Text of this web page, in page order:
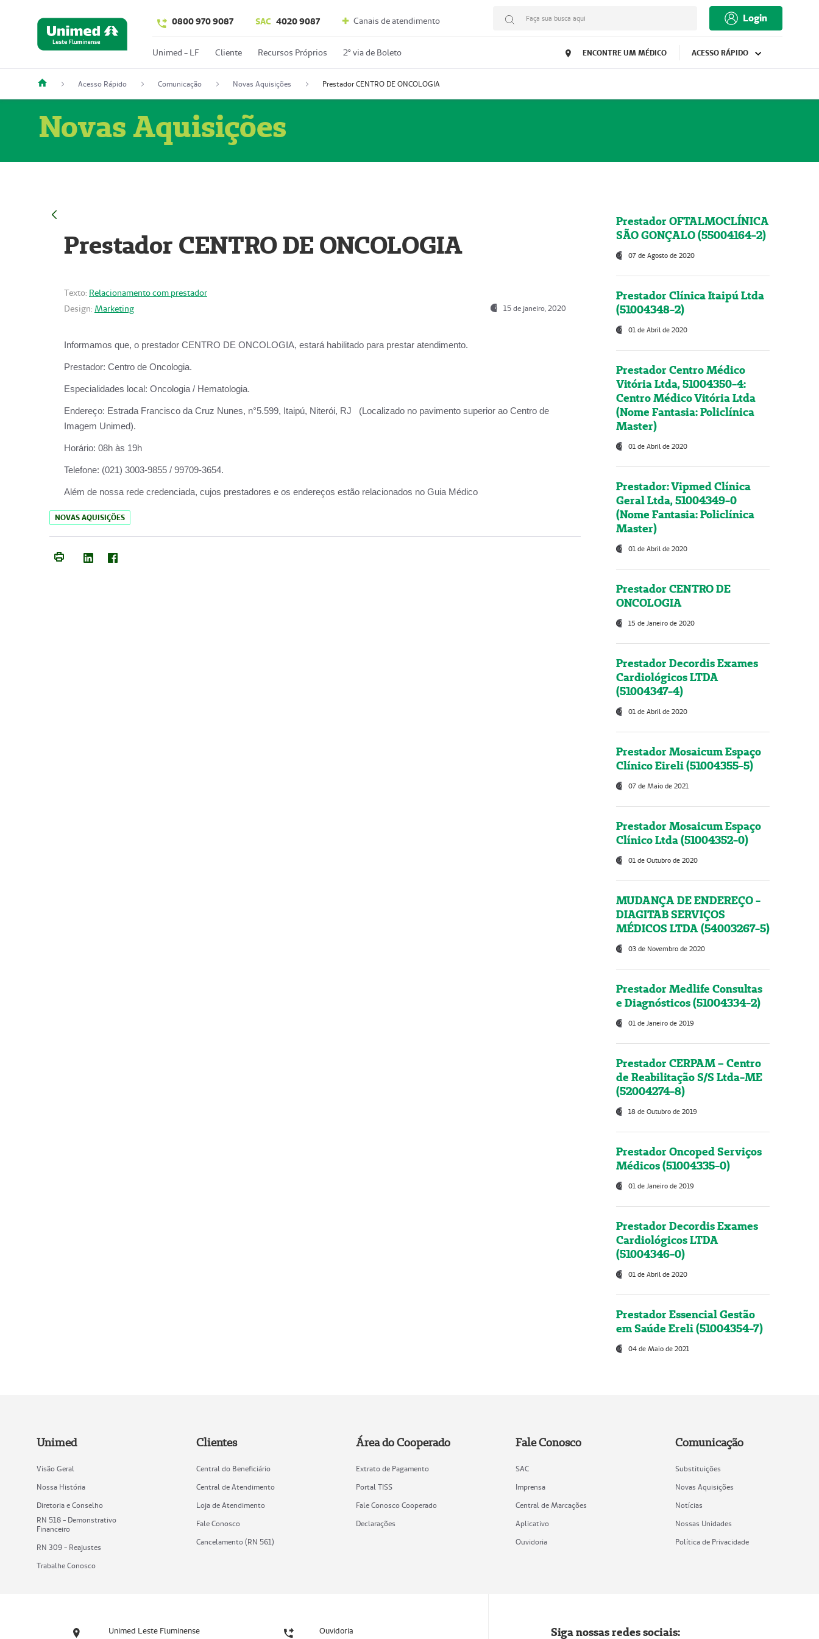
0800 970 9087 SAC 4020 9087 Canais de atendimento Faça sua busca aqui Login
Unimed - LF Cliente Recursos Próprios 2º via de Boleto ENCONTRE UM MÉDICO ACESSO RÁPIDO
Acesso Rápido Comunicação Novas Aquisições Prestador CENTRO DE ONCOLOGIA
Novas Aquisições
Prestador CENTRO DE ONCOLOGIA
Texto: Relacionamento com prestador
Design: Marketing 15 de janeiro, 2020
Informamos que, o prestador CENTRO DE ONCOLOGIA, estará habilitado para prestar atendimento.
Prestador: Centro de Oncologia.
Especialidades local: Oncologia / Hematologia.
Endereço: Estrada Francisco da Cruz Nunes, n°5.599, Itaipú, Niterói, RJ (Localizado no pavimento superior ao Centro de
Imagem Unimed).
Horário: 08h às 19h
Telefone: (021) 3003-9855 / 99709-3654.
Além de nossa rede credenciada, cujos prestadores e os endereços estão relacionados no Guia Médico
NOVAS AQUISIÇÕES
Prestador OFTALMOCLÍNICA
SÃO GONÇALO (55004164-2)
07 de Agosto de 2020
Prestador Clínica Itaipú Ltda
(51004348-2)
01 de Abril de 2020
Prestador Centro Médico
Vitória Ltda, 51004350-4:
Centro Médico Vitória Ltda
(Nome Fantasia: Policlínica
Master)
01 de Abril de 2020
Prestador: Vipmed Clínica
Geral Ltda, 51004349-0
(Nome Fantasia: Policlínica
Master)
01 de Abril de 2020
Prestador CENTRO DE
ONCOLOGIA
15 de Janeiro de 2020
Prestador Decordis Exames
Cardiológicos LTDA
(51004347-4)
01 de Abril de 2020
Prestador Mosaicum Espaço
Clínico Eireli (51004355-5)
07 de Maio de 2021
Prestador Mosaicum Espaço
Clínico Ltda (51004352-0)
01 de Outubro de 2020
MUDANÇA DE ENDEREÇO -
DIAGITAB SERVIÇOS
MÉDICOS LTDA (54003267-5)
03 de Novembro de 2020
Prestador Medlife Consultas
e Diagnósticos (51004334-2)
01 de Janeiro de 2019
Prestador CERPAM – Centro
de Reabilitação S/S Ltda-ME
(52004274-8)
18 de Outubro de 2019
Prestador Oncoped Serviços
Médicos (51004335-0)
01 de Janeiro de 2019
Prestador Decordis Exames
Cardiológicos LTDA
(51004346-0)
01 de Abril de 2020
Prestador Essencial Gestão
em Saúde Ereli (51004354-7)
04 de Maio de 2021
Unimed
Visão Geral
Nossa História
Diretoria e Conselho
RN 518 - Demonstrativo
Financeiro
RN 309 - Reajustes
Trabalhe Conosco
Clientes
Central do Beneficiário
Central de Atendimento
Loja de Atendimento
Fale Conosco
Cancelamento (RN 561)
Área do Cooperado
Extrato de Pagamento
Portal TISS
Fale Conosco Cooperado
Declarações
Fale Conosco
SAC
Imprensa
Central de Marcações
Aplicativo
Ouvidoria
Comunicação
Substituições
Novas Aquisições
Notícias
Nossas Unidades
Política de Privacidade
Unimed Leste Fluminense Ouvidoria Siga nossas redes sociais: